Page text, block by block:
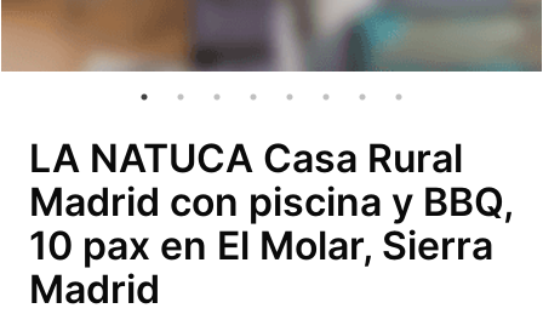
LA NATUCA Casa Rural
Madrid con piscina y BBQ,
10 pax en El Molar, Sierra
Madrid